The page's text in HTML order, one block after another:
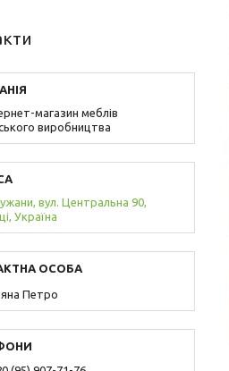
магазин меблів
виробництва
вул. Центральна 90,
Україна
Петро